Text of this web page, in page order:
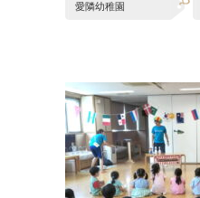
愛隣幼稚園